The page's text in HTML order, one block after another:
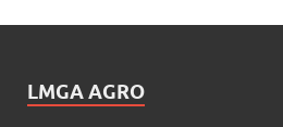
LMGA AGRO